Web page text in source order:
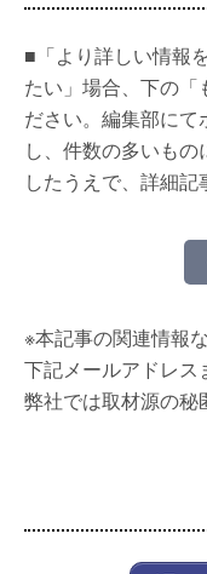
■「より詳しい情報
たい」場合、下の「
ださい。編集部にて
し、件数の多いも
したうえで、詳細記
※本記事の関連情報
下記メールアドレス
弊社では取材源の秘